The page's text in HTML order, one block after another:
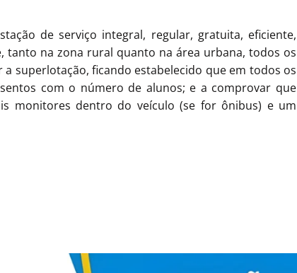
de serviço integral, regular, gratuita, eficiente,
na zona rural quanto na área urbana, todos os
superlotação, ficando estabelecido que em todos os
com o número de alunos; e a comprovar que
monitores dentro do veículo (se for ônibus) e um